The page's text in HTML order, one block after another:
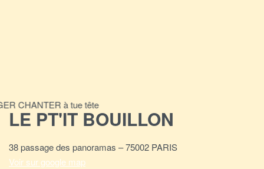
CHANTER à tue tête
LE PT'IT BOUILLON
38 passage des panoramas – 75002 PARIS
Voir sur google map